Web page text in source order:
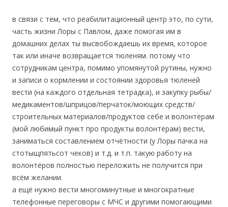
в связи с тем, что реабилитационный центр это, по сути,
часть жизни Лоры с Павлом, даже помогая им в
домашних делах ты высвобождаешь их время, которое
так или иначе возвращается тюленям. потому что
сотрудникам центра, помимо упомянутой рутины, нужно
и записи о кормлении и состоянии здоровья тюленей
вести (на каждого отдельная тетрадка), и закупку рыбы/
медикаментов/шприцов/перчаток/моющих средств/
строительных материалов/продуктов себе и волонтёрам
(мой любимый пункт про продукты волонтёрам) вести,
заниматься составлением отчётности (у Лоры пачка на
стотыщпятьсот чеков) и т.д. и т.п. такую работу на
волонтёров полностью переложить не получится при
всём желании.
а ещё нужно вести многоминутные и многократные
телефонные переговоры с МЧС и другими помогающими